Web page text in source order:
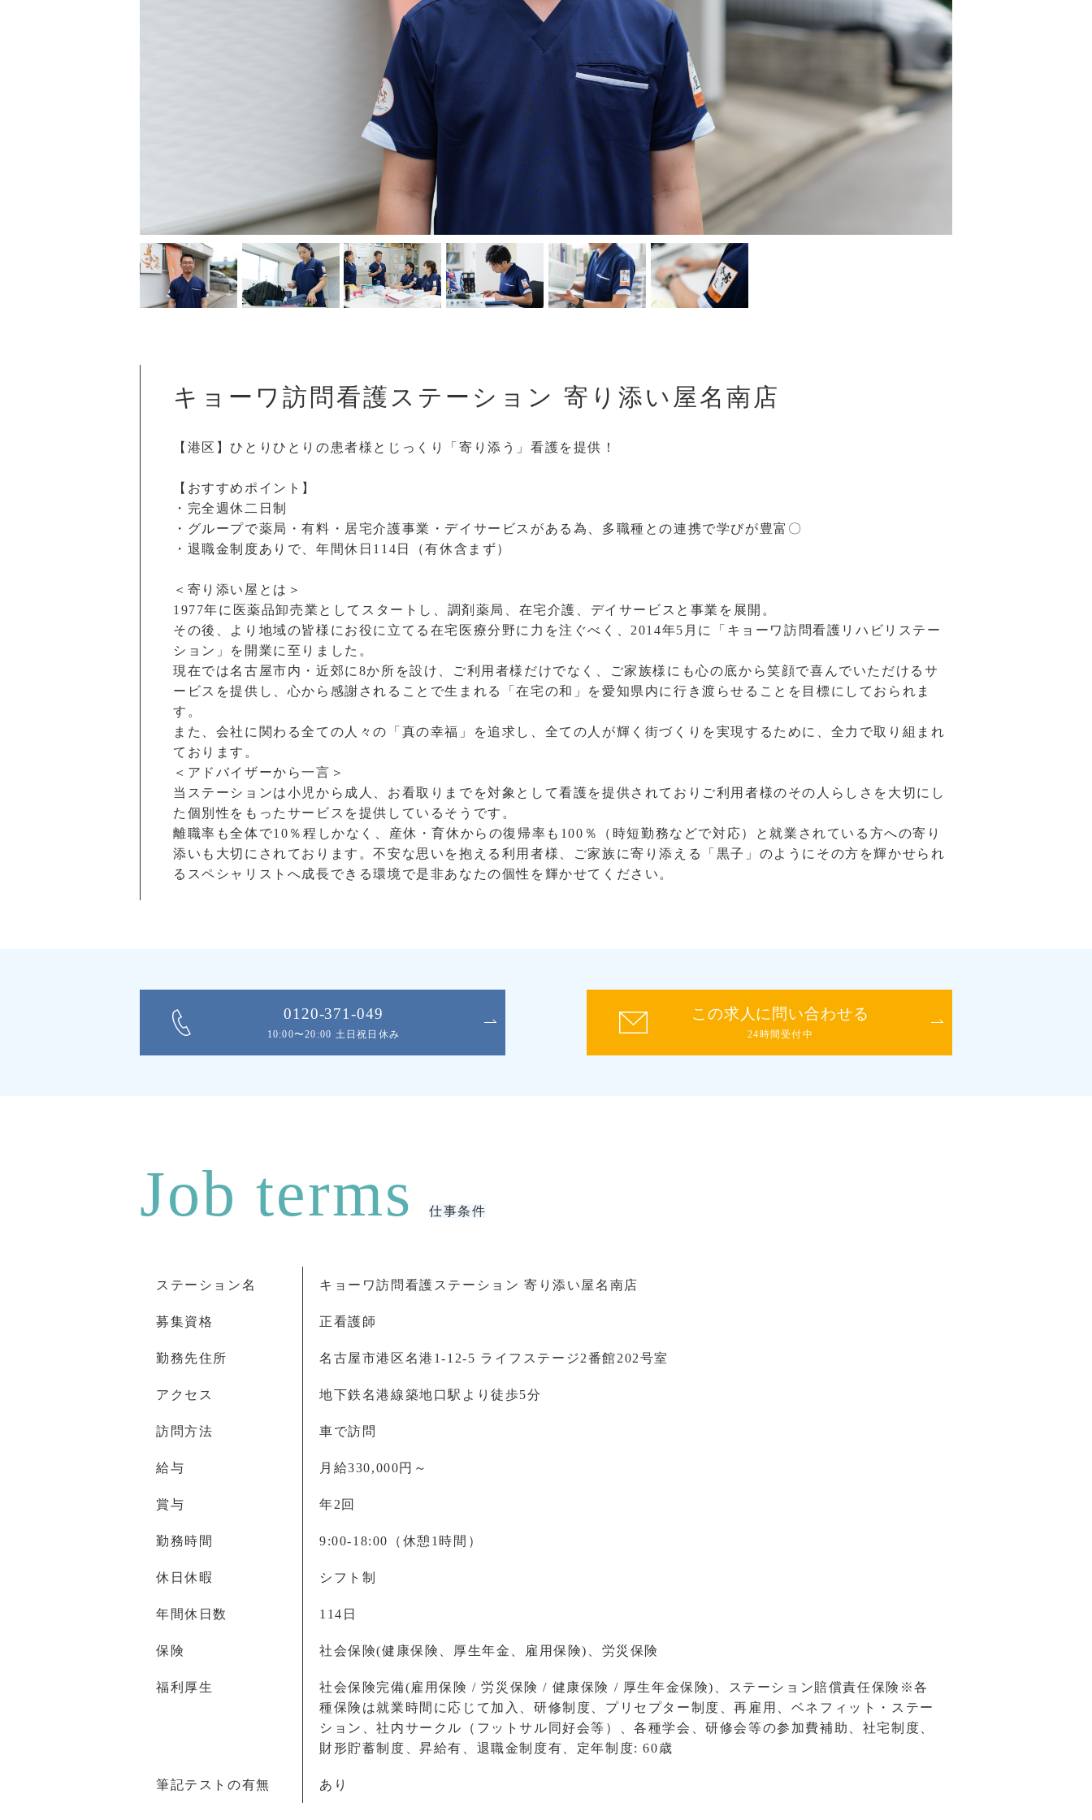
キョーワ訪問看護ステーション 寄り添い屋名南店
【港区】ひとりひとりの患者様とじっくり「寄り添う」看護を提供！
【おすすめポイント】
・完全週休二日制
・グループで薬局・有料・居宅介護事業・デイサービスがある為、多職種との連携で学びが豊富〇
・退職金制度ありで、年間休日114日（有休含まず）
＜寄り添い屋とは＞
1977年に医薬品卸売業としてスタートし、調剤薬局、在宅介護、デイサービスと事業を展開。
その後、より地域の皆様にお役に立てる在宅医療分野に力を注ぐべく、2014年5月に「キョーワ訪問看護リハビリステー
ション」を開業に至りました。
現在では名古屋市内・近郊に8か所を設け、ご利用者様だけでなく、ご家族様にも心の底から笑顔で喜んでいただけるサ
ービスを提供し、心から感謝されることで生まれる「在宅の和」を愛知県内に行き渡らせることを目標にしておられま
す。
また、会社に関わる全ての人々の「真の幸福」を追求し、全ての人が輝く街づくりを実現するために、全力で取り組まれ
ております。
＜アドバイザーから一言＞
当ステーションは小児から成人、お看取りまでを対象として看護を提供されておりご利用者様のその人らしさを大切にし
た個別性をもったサービスを提供しているそうです。
離職率も全体で10％程しかなく、産休・育休からの復帰率も100％（時短勤務などで対応）と就業されている方への寄り
添いも大切にされております。不安な思いを抱える利用者様、ご家族に寄り添える「黒子」のようにその方を輝かせられ
るスペシャリストへ成長できる環境で是非あなたの個性を輝かせてください。
0120-371-049
10:00〜20:00 土日祝日休み
この求人に問い合わせる
24時間受付中
仕事条件
ステーション名 キョーワ訪問看護ステーション 寄り添い屋名南店
募集資格 正看護師
勤務先住所 名古屋市港区名港1-12-5 ライフステージ2番館202号室
アクセス 地下鉄名港線築地口駅より徒歩5分
訪問方法 車で訪問
給与 月給330,000円～
賞与 年2回
勤務時間 9:00-18:00（休憩1時間）
休日休暇 シフト制
年間休日数 114日
保険 社会保険(健康保険、厚生年金、雇用保険)、労災保険
福利厚生
社会保険完備(雇用保険 / 労災保険 / 健康保険 / 厚生年金保険)、ステーション賠償責任保険※各
種保険は就業時間に応じて加入、研修制度、プリセプター制度、再雇用、ベネフィット・ステー
ション、社内サークル（フットサル同好会等）、各種学会、研修会等の参加費補助、社宅制度、
財形貯蓄制度、昇給有、退職金制度有、定年制度: 60歳
筆記テストの有無 あり